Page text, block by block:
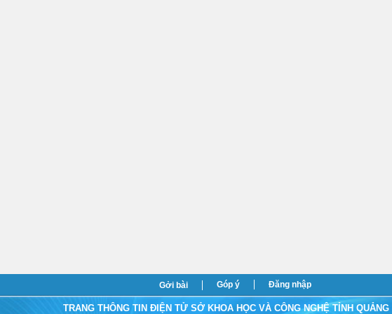
Gởi bài Góp ý Đăng nhập
TRANG THÔNG TIN ĐIỆN TỬ SỞ KHOA HỌC VÀ CÔNG NGHỆ TỈNH QUẢNG